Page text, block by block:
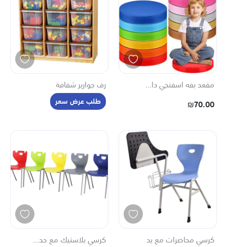
مقعد بفه اسفنجي دا...
₪70.00
رف جوارير شفافة
طلب عرض سعر
كرسي محاضرات مع يد كرسي بلاستيك مع حد...